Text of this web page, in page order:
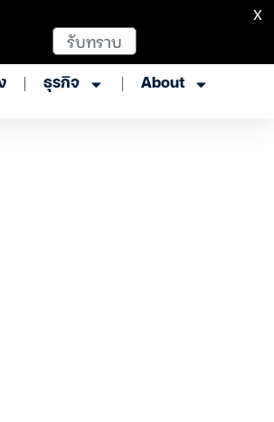
ธุรกิจ About
รับทราบ
X